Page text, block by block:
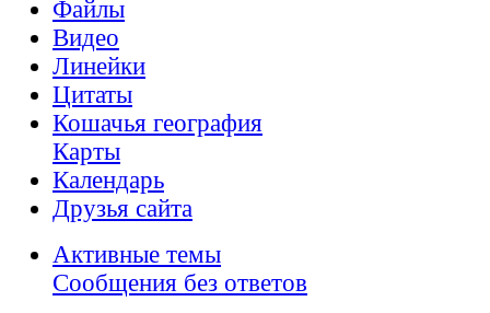
Файлы
Видео
Линейки
Цитаты
Кошачья география
Карты
Календарь
Друзья сайта
Активные темы
Сообщения без ответов